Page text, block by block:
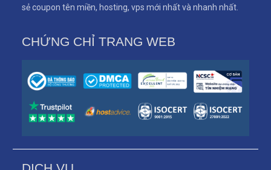
sẻ coupon tên miền, hosting, vps mới nhất và nhanh nhất.
CHỨNG CHỈ TRANG WEB